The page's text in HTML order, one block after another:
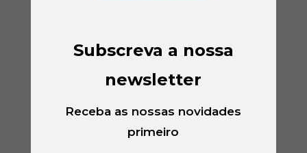
Subscreva a nossa
newsletter
Receba as nossas novidades
primeiro